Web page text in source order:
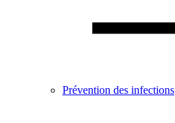
Prévention des infections